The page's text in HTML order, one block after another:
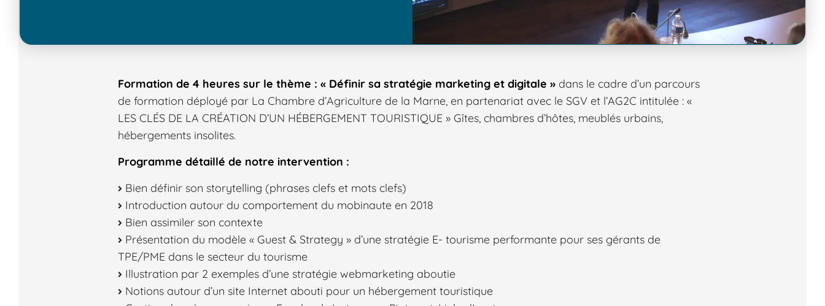
Formation de 4 heures sur le thème : « Définir sa stratégie marketing et digitale » dans le cadre d’un parcours
de formation déployé par La Chambre d’Agriculture de la Marne, en partenariat avec le SGV et l’AG2C intitulée : «
LES CLÉS DE LA CRÉATION D’UN HÉBERGEMENT TOURISTIQUE » Gîtes, chambres d’hôtes, meublés urbains,
hébergements insolites.
Programme détaillé de notre intervention :
Bien définir son storytelling (phrases clefs et mots clefs)
Introduction autour du comportement du mobinaute en 2018
Bien assimiler son contexte
Présentation du modèle « Guest & Strategy » d’une stratégie E- tourisme performante pour ses gérants de
TPE/PME dans le secteur du tourisme
Illustration par 2 exemples d’une stratégie webmarketing aboutie
Notions autour d’un site Internet abouti pour un hébergement touristique